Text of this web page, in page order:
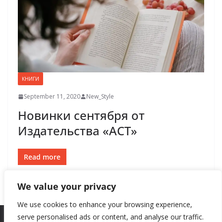
We value your privacy
We use cookies to enhance your browsing experience,
serve personalised ads or content, and analyse our traffic.
КНИГИ
September 11, 2020 New_Style
Новинки сентября от
Издательства «АСТ»
Read more